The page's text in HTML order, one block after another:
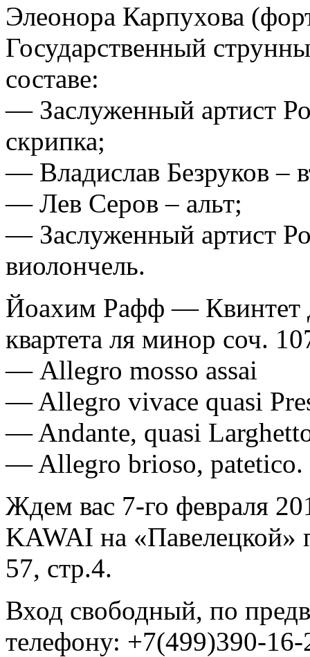
Элеонора Карпухова
Государственный
составе:
— Заслуженный артист
скрипка;
— Владислав Безруков –
— Лев Серов – альт;
— Заслуженный артист
виолончель.
Йоахим Рафф — Квинтет
квартета ля минор соч.
— Allegro mosso assai
— Allegro vivace quasi
— Andante, quasi
— Allegro brioso, patetico.
Ждем вас 7-го февраля
KAWAI на «Павелецкой»
57, стр.4.
Вход свободный, по
телефону: +7(499)390-16-